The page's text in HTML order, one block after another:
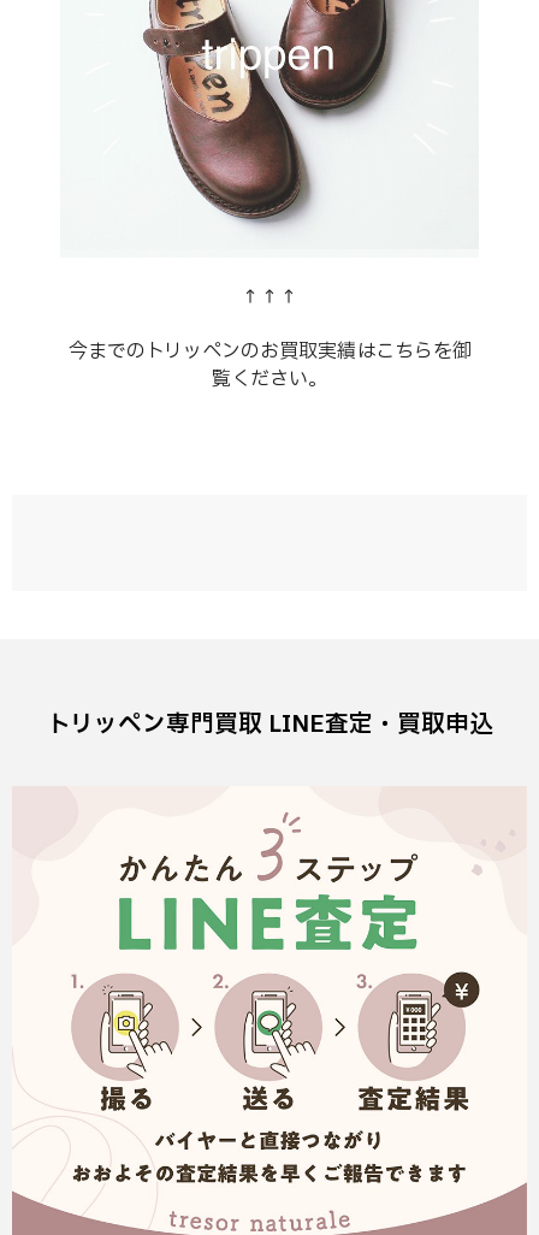
↑↑↑
今までのトリッペンのお買取実績はこちらを御
覧ください。
トリッペン専門買取 LINE査定・買取申込